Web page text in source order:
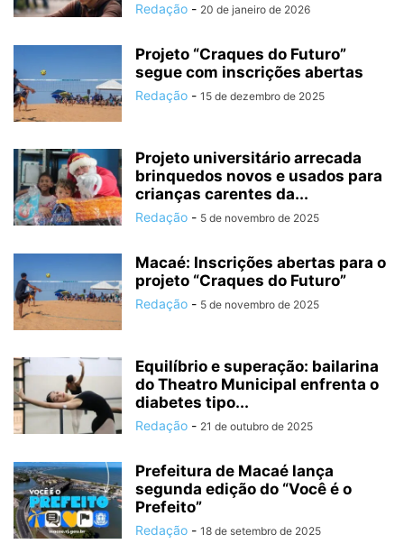
Redação - 20 de janeiro de 2026
Projeto “Craques do Futuro”
segue com inscrições abertas
Redação - 15 de dezembro de 2025
Projeto universitário arrecada
brinquedos novos e usados para
crianças carentes da...
Redação - 5 de novembro de 2025
Macaé: Inscrições abertas para o
projeto “Craques do Futuro”
Redação - 5 de novembro de 2025
Equilíbrio e superação: bailarina
do Theatro Municipal enfrenta o
diabetes tipo...
Redação - 21 de outubro de 2025
Prefeitura de Macaé lança
segunda edição do “Você é o
Prefeito”
Redação - 18 de setembro de 2025